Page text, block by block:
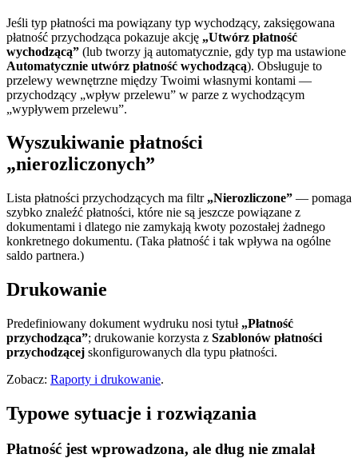
Jeśli typ płatności ma powiązany typ wychodzący, zaksięgowana
płatność przychodząca pokazuje akcję „Utwórz płatność
wychodzącą” (lub tworzy ją automatycznie, gdy typ ma ustawione
Automatycznie utwórz płatność wychodzącą). Obsługuje to
przelewy wewnętrzne między Twoimi własnymi kontami —
przychodzący „wpływ przelewu” w parze z wychodzącym
„wypływem przelewu”.
Wyszukiwanie płatności
„nierozliczonych”
Lista płatności przychodzących ma filtr „Nierozliczone” — pomaga
szybko znaleźć płatności, które nie są jeszcze powiązane z
dokumentami i dlatego nie zamykają kwoty pozostałej żadnego
konkretnego dokumentu. (Taka płatność i tak wpływa na ogólne
saldo partnera.)
Drukowanie
Predefiniowany dokument wydruku nosi tytuł „Płatność
przychodząca”; drukowanie korzysta z Szablonów płatności
przychodzącej skonfigurowanych dla typu płatności.
Zobacz: Raporty i drukowanie.
Typowe sytuacje i rozwiązania
Płatność jest wprowadzona, ale dług nie zmalał